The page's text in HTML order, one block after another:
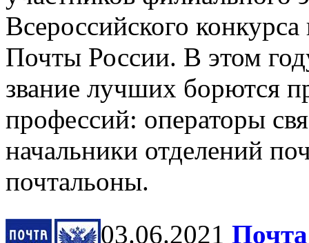
Всероссийского
Почты России. В этом
звание лучших борются
профессий: операторы
начальники отделений
почтальоны.
03.06.2021